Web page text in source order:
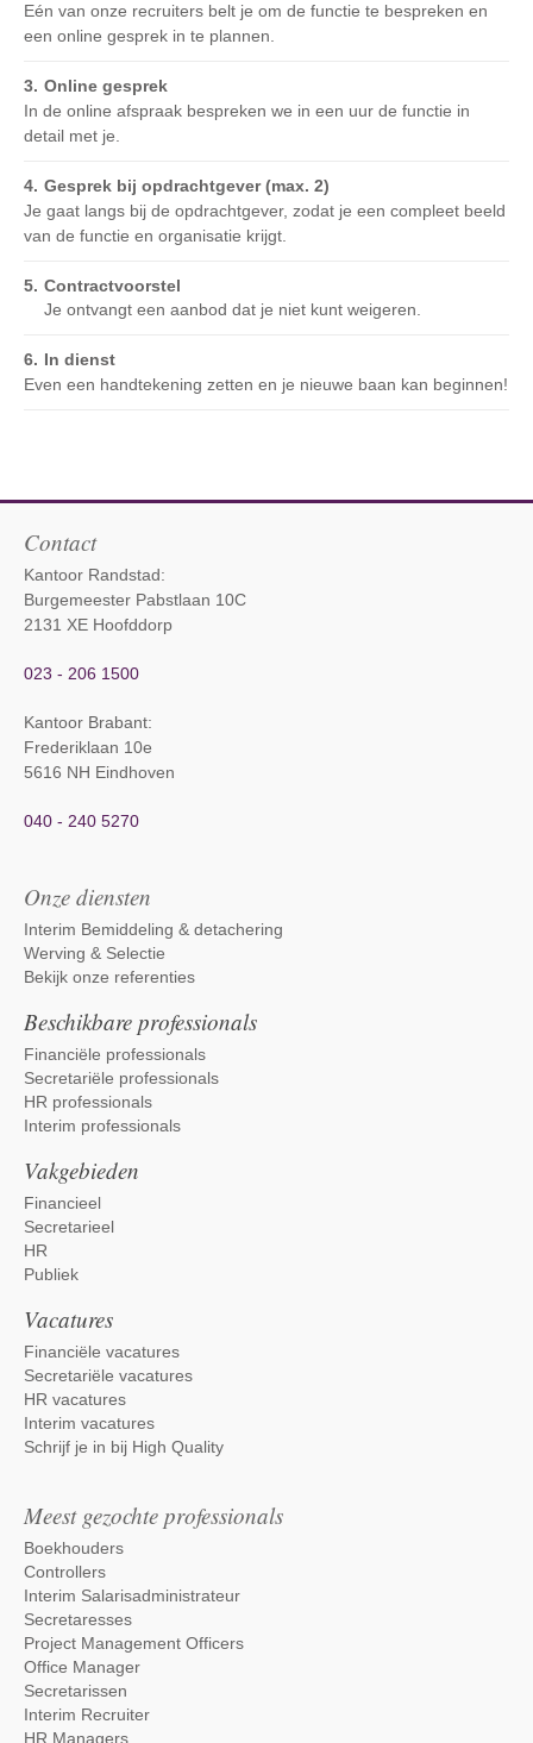
Eén van onze recruiters belt je om de functie te bespreken en
een online gesprek in te plannen.
Online gesprek
In de online afspraak bespreken we in een uur de functie in
detail met je.
Gesprek bij opdrachtgever (max. 2)
Je gaat langs bij de opdrachtgever, zodat je een compleet beeld
van de functie en organisatie krijgt.
Contractvoorstel
Je ontvangt een aanbod dat je niet kunt weigeren.
In dienst
Even een handtekening zetten en je nieuwe baan kan beginnen!
Contact
Kantoor Randstad:
Burgemeester Pabstlaan 10C
2131 XE Hoofddorp
023 - 206 1500
Kantoor Brabant:
Frederiklaan 10e
5616 NH Eindhoven
040 - 240 5270
Onze diensten
Interim Bemiddeling & detachering
Werving & Selectie
Bekijk onze referenties
Beschikbare professionals
Financiële professionals
Secretariële professionals
HR professionals
Interim professionals
Vakgebieden
Financieel
Secretarieel
HR
Publiek
Vacatures
Financiële vacatures
Secretariële vacatures
HR vacatures
Interim vacatures
Schrijf je in bij High Quality
Meest gezochte professionals
Boekhouders
Controllers
Interim Salarisadministrateur
Secretaresses
Project Management Officers
Office Manager
Secretarissen
Interim Recruiter
HR Managers